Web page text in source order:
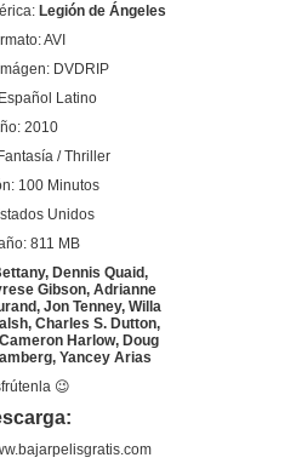
Legión de Ángeles
AVI
DVDRIP
Latino
2010
/ Thriller
100 Minutos
Unidos
811 MB
Dennis Quaid,
Gibson, Adrianne
Jon Tenney, Willa
Charles S. Dutton,
Harlow, Doug
Yancey Arias
😉